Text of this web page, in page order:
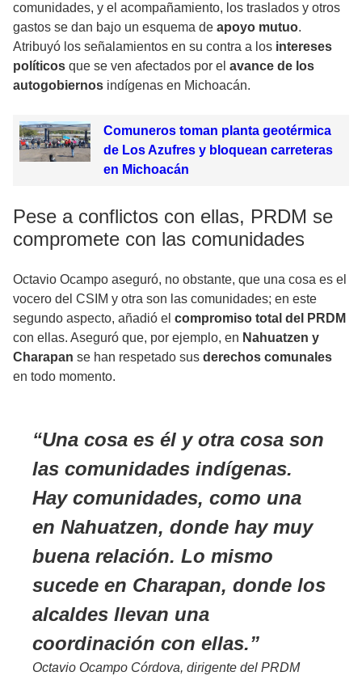
comunidades, y el acompañamiento, los traslados y otros
gastos se dan bajo un esquema de apoyo mutuo.
Atribuyó los señalamientos en su contra a los intereses
políticos que se ven afectados por el avance de los
autogobiernos indígenas en Michoacán.
Comuneros toman planta geotérmica
de Los Azufres y bloquean carreteras
en Michoacán
Pese a conflictos con ellas, PRDM se
compromete con las comunidades
Octavio Ocampo aseguró, no obstante, que una cosa es el
vocero del CSIM y otra son las comunidades; en este
segundo aspecto, añadió el compromiso total del PRDM
con ellas. Aseguró que, por ejemplo, en Nahuatzen y
Charapan se han respetado sus derechos comunales
en todo momento.
Una cosa es él y otra cosa son
las comunidades indígenas.
Hay comunidades, como una
en Nahuatzen, donde hay muy
buena relación. Lo mismo
sucede en Charapan, donde los
alcaldes llevan una
coordinación con ellas.
Octavio Ocampo Córdova, dirigente del PRDM